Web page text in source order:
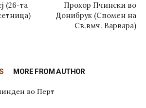
(26-та
Прохор Пчински во
Донибрук (Спомен на
Св.вмч. Варвара)
MORE FROM AUTHOR
во Перт